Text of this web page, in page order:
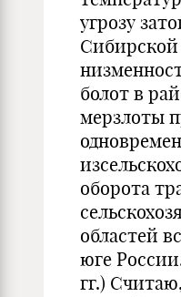
угрозу
Сибирской
болот в
мерзлоты
оборота
областей
юге
гг.)